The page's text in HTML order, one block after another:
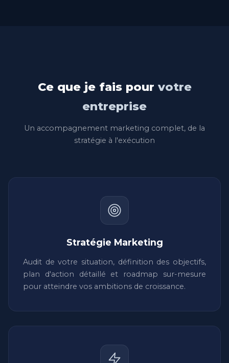
Ce que je fais pour votre
entreprise
Un accompagnement marketing complet, de la
stratégie à l'exécution
Stratégie Marketing
Audit de votre situation, définition des objectifs,
plan d'action détaillé et roadmap sur-mesure
pour atteindre vos ambitions de croissance.